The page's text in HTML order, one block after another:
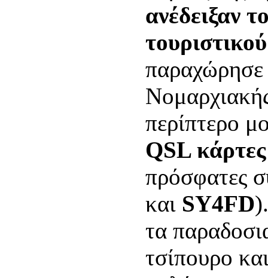
ανέδειξαν
παραχώρησε
περίπτερο
QSL κάρτες
πρόσφατες
και SY4FD
τα
τσίπουρο